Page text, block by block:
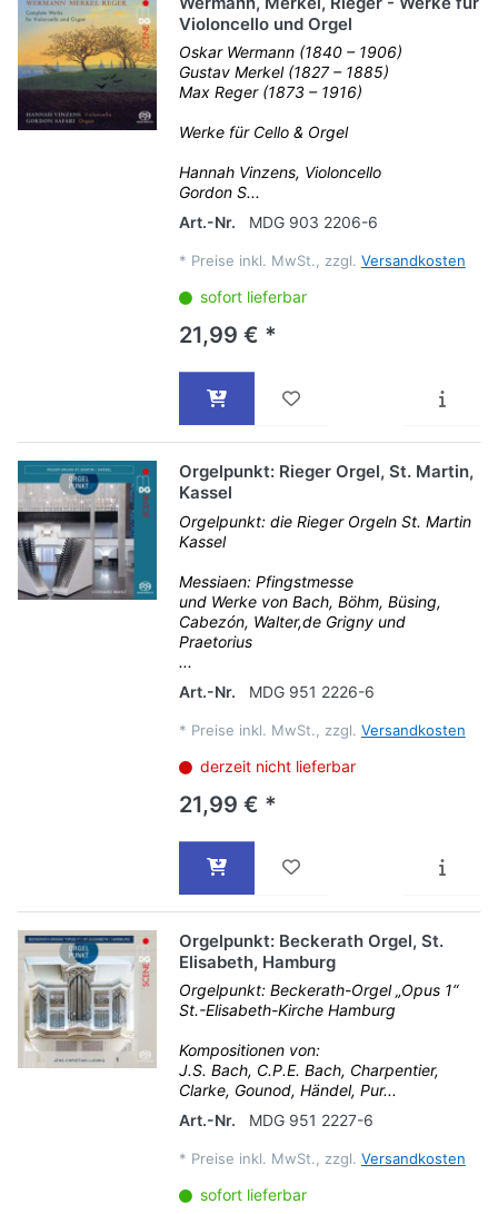
Violoncello und Orgel
Oskar Wermann (1840 – 1906)
Gustav Merkel (1827 – 1885)
Max Reger (1873 – 1916)
Werke für Cello & Orgel
Hannah Vinzens, Violoncello
Gordon S...
Art.-Nr.
MDG 903 2206-6
* Preise inkl. MwSt., zzgl. Versandkosten
sofort lieferbar
21,99 € *
Orgelpunkt: Rieger Orgel, St. Martin,
Kassel
Orgelpunkt: die Rieger Orgeln St. Martin
Kassel
Messiaen: Pfingstmesse
und Werke von Bach, Böhm, Büsing,
Cabezón, Walter,de Grigny und
Praetorius
...
Art.-Nr.
MDG 951 2226-6
* Preise inkl. MwSt., zzgl. Versandkosten
derzeit nicht lieferbar
21,99 € *
Orgelpunkt: Beckerath Orgel, St.
Elisabeth, Hamburg
Orgelpunkt: Beckerath-Orgel „Opus 1“
St.-Elisabeth-Kirche Hamburg
Kompositionen von:
J.S. Bach, C.P.E. Bach, Charpentier,
Clarke, Gounod, Händel, Pur...
Art.-Nr.
MDG 951 2227-6
* Preise inkl. MwSt., zzgl. Versandkosten
sofort lieferbar